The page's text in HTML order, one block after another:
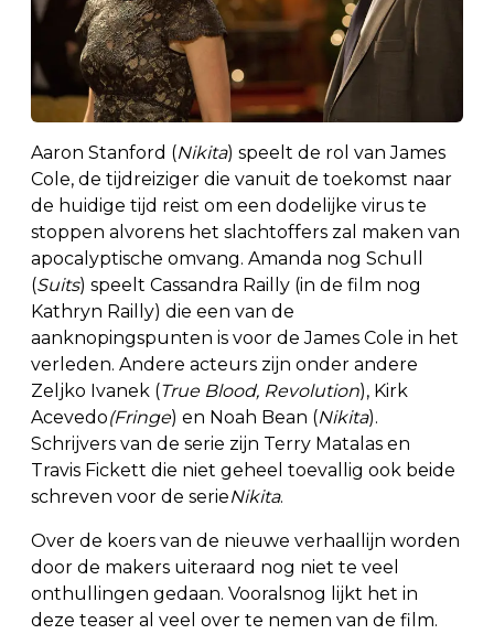
Aaron Stanford (Nikita) speelt de rol van James
Cole, de tijdreiziger die vanuit de toekomst naar
de huidige tijd reist om een dodelijke virus te
stoppen alvorens het slachtoffers zal maken van
apocalyptische omvang. Amanda nog Schull
(Suits) speelt Cassandra Railly (in de film nog
Kathryn Railly) die een van de
aanknopingspunten is voor de James Cole in het
verleden. Andere acteurs zijn onder andere
Zeljko Ivanek (True Blood, Revolution), Kirk
Acevedo(Fringe) en Noah Bean (Nikita).
Schrijvers van de serie zijn Terry Matalas en
Travis Fickett die niet geheel toevallig ook beide
schreven voor de serieNikita.
Over de koers van de nieuwe verhaallijn worden
door de makers uiteraard nog niet te veel
onthullingen gedaan. Vooralsnog lijkt het in
deze teaser al veel over te nemen van de film.